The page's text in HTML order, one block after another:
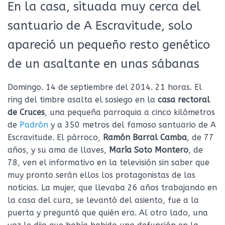
En la casa, situada muy cerca del
santuario de A Escravitude, solo
apareció un pequeño resto genético
de un asaltante en unas sábanas
Domingo. 14 de septiembre del 2014. 21 horas. El
ring del timbre asalta el sosiego en la casa rectoral
de Cruces, una pequeña parroquia a cinco kilómetros
de Padrón y a 350 metros del famoso santuario de A
Escravitude. El párroco, Ramón Barral Camba, de 77
años, y su ama de llaves, María Soto Montero, de
78, ven el informativo en la televisión sin saber que
muy pronto serán ellos los protagonistas de las
noticias. La mujer, que llevaba 26 años trabajando en
la casa del cura, se levantó del asiento, fue a la
puerta y preguntó que quién era. Al otro lado, una